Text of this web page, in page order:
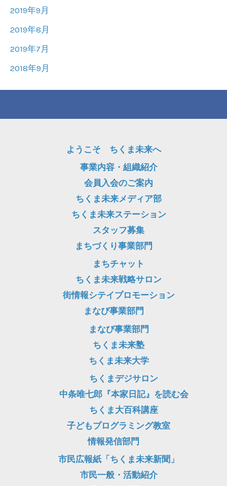
2019年9月
2019年8月
2019年7月
2018年9月
ようこそ ちくま未来へ
事業内容・組織紹介
会員入会のご案内
ちくま未来メディア部
ちくま未来ステーション
スタッフ募集
まちづくり事業部門
まちチャット
ちくま未来戦略サロン
街情報シテイプロモーション
まなび事業部門
まなび事業部門
ちくま未来塾
ちくま未来大学
ちくまデジサロン
中条唯七郎『本家日記』を読む会
ちくま大百科講座
子どもプログラミング教室
情報発信部門
市民広報紙「ちくま未来新聞」
市民一般・活動紹介